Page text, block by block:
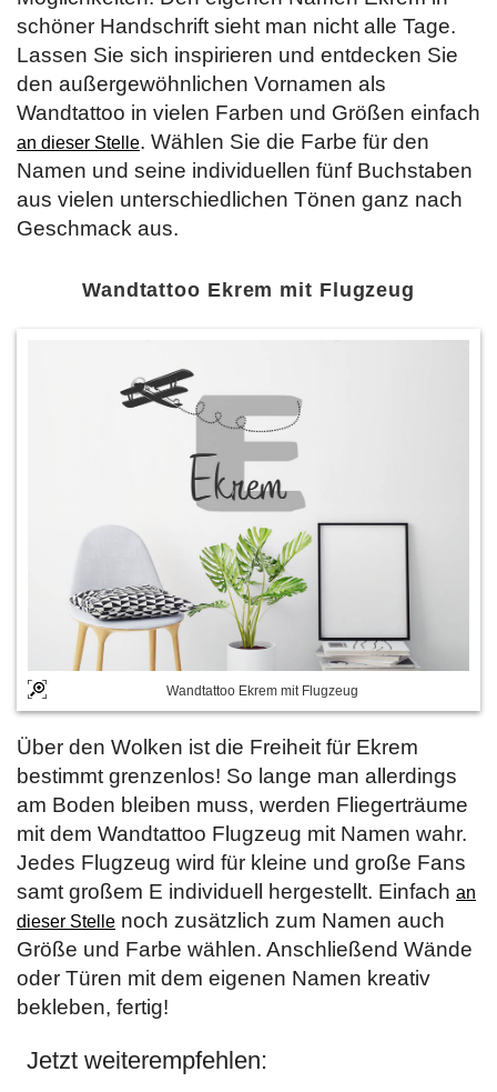
schöner Handschrift sieht man nicht alle Tage.
Lassen Sie sich inspirieren und entdecken Sie
den außergewöhnlichen Vornamen als
Wandtattoo in vielen Farben und Größen einfach
an dieser Stelle. Wählen Sie die Farbe für den
Namen und seine individuellen fünf Buchstaben
aus vielen unterschiedlichen Tönen ganz nach
Geschmack aus.
Wandtattoo Ekrem mit Flugzeug
Wandtattoo Ekrem mit Flugzeug
Über den Wolken ist die Freiheit für Ekrem
bestimmt grenzenlos! So lange man allerdings
am Boden bleiben muss, werden Fliegerträume
mit dem Wandtattoo Flugzeug mit Namen wahr.
Jedes Flugzeug wird für kleine und große Fans
samt großem E individuell hergestellt. Einfach an
dieser Stelle noch zusätzlich zum Namen auch
Größe und Farbe wählen. Anschließend Wände
oder Türen mit dem eigenen Namen kreativ
bekleben, fertig!
Jetzt weiterempfehlen: